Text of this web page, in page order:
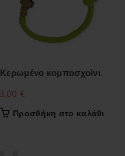
Κερωμένο κομποσχοίνι.
3,00 €
Προσθήκη στο καλάθι